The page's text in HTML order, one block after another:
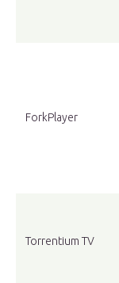
ForkPlayer
Torrentium TV